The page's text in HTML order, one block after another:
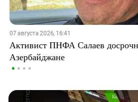
07 августа 2026, 16:41
Активист ПНФА Салаев
Азербайджане